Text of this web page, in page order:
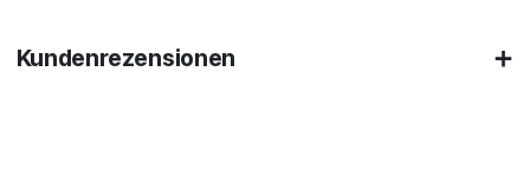
Kundenrezensionen